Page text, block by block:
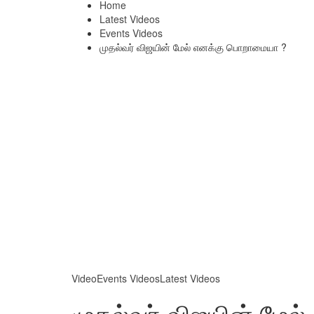
Home
Latest Videos
Events Videos
முதல்வர் விஜயின் மேல் எனக்கு பொறாமையா ?
VideoEvents VideosLatest Videos